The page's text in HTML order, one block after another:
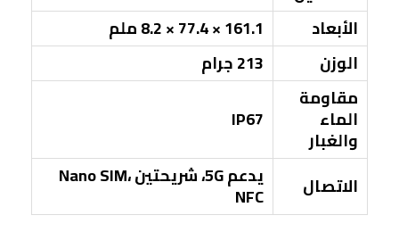
الأبعاد
161.1 × 77.4 × 8.2 ملم
الوزن
213 جرام
مقاومة
الماء
والغبار
IP67
الاتصال يدعم 5G، شريحتين Nano SIM،
NFC